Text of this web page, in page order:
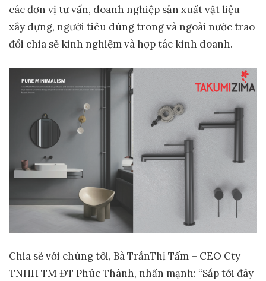
các đơn vị tư vấn, doanh nghiệp sản xuất vật liệu
xây dựng, người tiêu dùng trong và ngoài nước trao
đổi chia sẻ kinh nghiệm và hợp tác kinh doanh.
Chia sẻ với chúng tôi, Bà TrầnThị Tấm – CEO Cty
TNHH TM ĐT Phúc Thành, nhấn mạnh: “Sắp tới đây